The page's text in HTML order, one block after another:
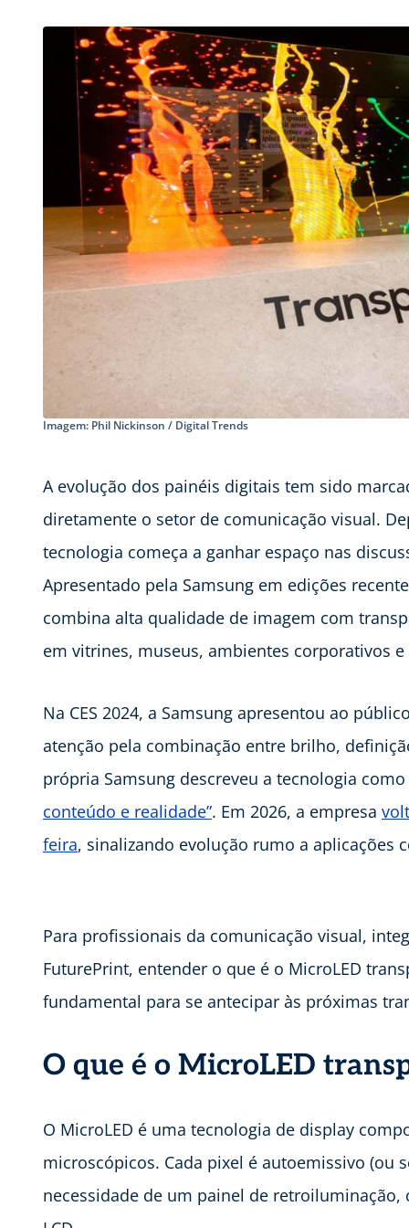
Imagem: Phil Nickinson / Digital Trends
A evolução dos painéis digitais tem sido
diretamente o setor de comunicação visual.
tecnologia começa a ganhar espaço nas
Apresentado pela Samsung em edições
combina alta qualidade de imagem com
em vitrines, museus, ambientes corporativos
Na CES 2024, a Samsung apresentou ao
atenção pela combinação entre brilho,
própria Samsung descreveu a tecnologia como
conteúdo e realidade”. Em 2026, a empresa
feira, sinalizando evolução rumo a aplicações
Para profissionais da comunicação visual,
FuturePrint, entender o que é o MicroLED
fundamental para se antecipar às próximas
O que é o MicroLED
O MicroLED é uma tecnologia de display
microscópicos. Cada pixel é autoemissivo (ou
necessidade de um painel de